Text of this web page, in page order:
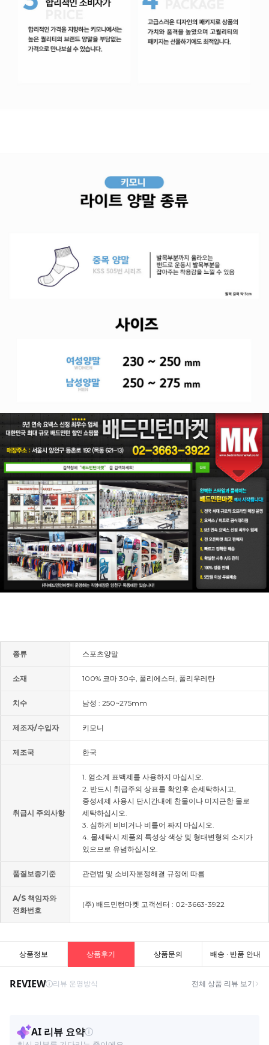
종류 스포츠양말
소재 100% 코마 30수, 폴리에스터, 폴리우레탄
치수 남성 : 250~275mm
제조자/수입자 키모니
제조국 한국
취급시 주의사항
1. 염소계 표백제를 사용하지 마십시오.
2. 반드시 취급주의 상표를 확인후 손세탁하시고,
중성세제 사용시 단시간내에 찬물이나 미지근한 물로
세탁하십시오.
3. 심하게 비비거나 비틀어 짜지 마십시오.
4. 물세탁시 제품의 특성상 색상 및 형태변형의 소지가
있으므로 유념하십시오.
품질보증기준 관련법 및 소비자분쟁해결 규정에 따름
A/S 책임자와
전화번호
(주) 배드민턴마켓 고객센터 : 02-3663-3922
상품정보 상품후기 상품문의 배송 · 반품 안내